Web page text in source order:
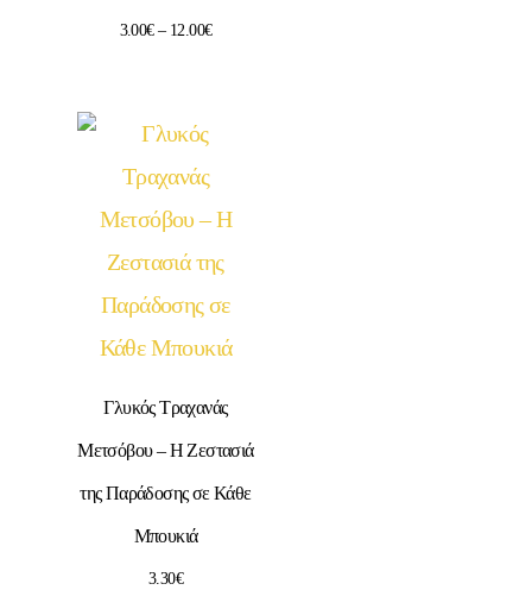
3.00€– 12.00€
Γλυκός Τραχανάς
Μετσόβου – Η Ζεστασιά
της Παράδοσης σε Κάθε
Μπουκιά
3.30€